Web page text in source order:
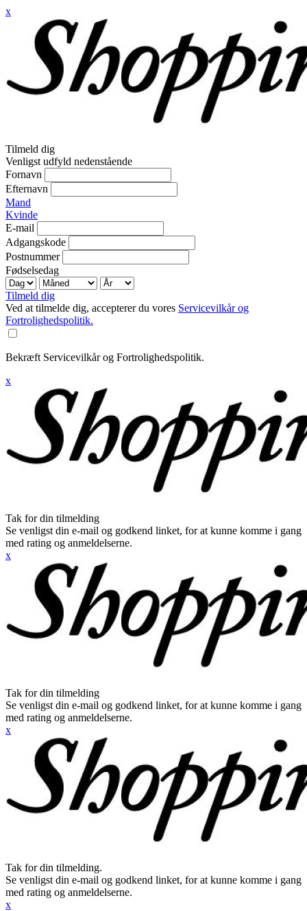
x
Tilmeld dig
Venligst udfyld nedenstående
Fornavn
Efternavn
Mand
Kvinde
E-mail
Adgangskode
Postnummer
Fødselsedag
Tilmeld dig
Ved at tilmelde dig, accepterer du vores Servicevilkår og
Fortrolighedspolitik.
Bekræft Servicevilkår og Fortrolighedspolitik.
x
Tak for din tilmelding
Se venligst din e-mail og godkend linket, for at kunne komme i gang
med rating og anmeldelserne.
x
Tak for din tilmelding
Se venligst din e-mail og godkend linket, for at kunne komme i gang
med rating og anmeldelserne.
x
Tak for din tilmelding.
Se venligst din e-mail og godkend linket, for at kunne komme i gang
med rating og anmeldelserne.
x